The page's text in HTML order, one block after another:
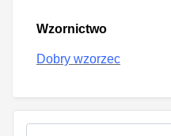
Szukaj
Wzornictwo
Dobry wzorzec
software